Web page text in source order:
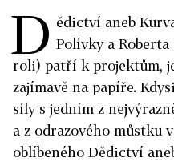
D ědictví aneb
Polívky a
roli) patří k projektům,
zajímavě na papíře.
síly s jedním z
a z odrazového můstku
oblíbeného Dědictví